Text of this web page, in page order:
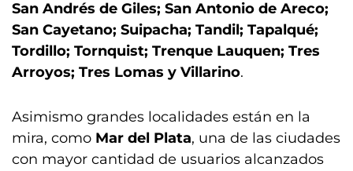
San Andrés de Giles; San Antonio de Areco;
San Cayetano; Suipacha; Tandil; Tapalqué;
Tordillo; Tornquist; Trenque Lauquen; Tres
Arroyos; Tres Lomas y Villarino.
Asimismo grandes localidades están en la
mira, como Mar del Plata, una de las ciudades
con mayor cantidad de usuarios alcanzados